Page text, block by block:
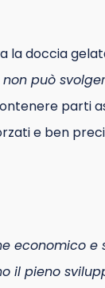
la doccia
può
parti
e ben
economico e
il pieno